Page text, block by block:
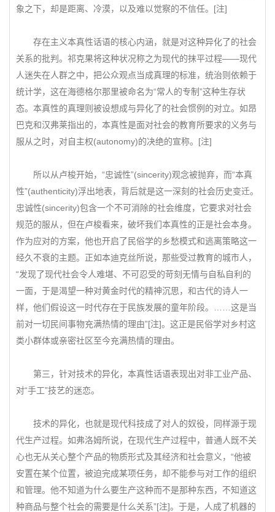
象之下，却是距离、冷漠，以及难以觉察的不信任。[注]
存在主义本真性话语的核心内涵，就是对这种异化了的社会
关系的批判。祁克果将这种状况称之为现代的抹平过程——现代
人迷失在人群之中，把公众观点当成真理的标准，统治则依赖于
统计学，这在海德格尔那里被命名为“常人的专制”这种生存状
态。本真性的真理则被设想成与异化了的社会惯例的对立。如昂
巴克和汉弗莱指出的，本真性是面对社会的教育所要求的义务与
服从之时，对自主权(autonomy)的决绝的宣称。[注]
所以从卢梭开始，“忠诚性”(sincerity)观念被抛弃，而“本真
性”(authenticity)浮出地表，背后就是这一深刻的社会历史变迁。
忠诚性(sincerity)包含一个不可消除的社会维度，它要求对社会
规范的服从，但在卢梭看来，破坏我们本真性的正是社会本身。
作为应对的方案，他也开启了民俗学的乡愁模式和逃离策略这一
经久不衰的主题。正如本迪克丝所说，那些受过教育的城市人，
“发现了现代社会令人难堪、不可忍受的苛刻无情与自私自利的
一面，于是渴望一种对黄金时代的精神沉思，和古代的诗人一
样，他们假设这一时代存在于民族发展的童年阶段。……这是当
前对一切民间事物充满热情的理由”[注]。这正是民俗学对乡村这
类小群体或亲密社区至今充满热情的理由。
第三，针对技术的异化，本真性话语表现出对非工业产品、
对“手工”技艺的迷恋。
技术的异化，也就是现代科技成了对人的奴役，同样源于现
代生产过程。如弗洛姆所说，在现代生产过程中，普通人既不关
心也无从关心整个产品的物质形式及其经济和社会意义，“他被
安置在某个位置，被迫完成某项任务，却不能参与对工作的组织
和管理。他不知道为什么要生产这种而不是那种东西，不知道这
种商品与整个社会的需要是什么关系”[注]。于是，人成了机器的